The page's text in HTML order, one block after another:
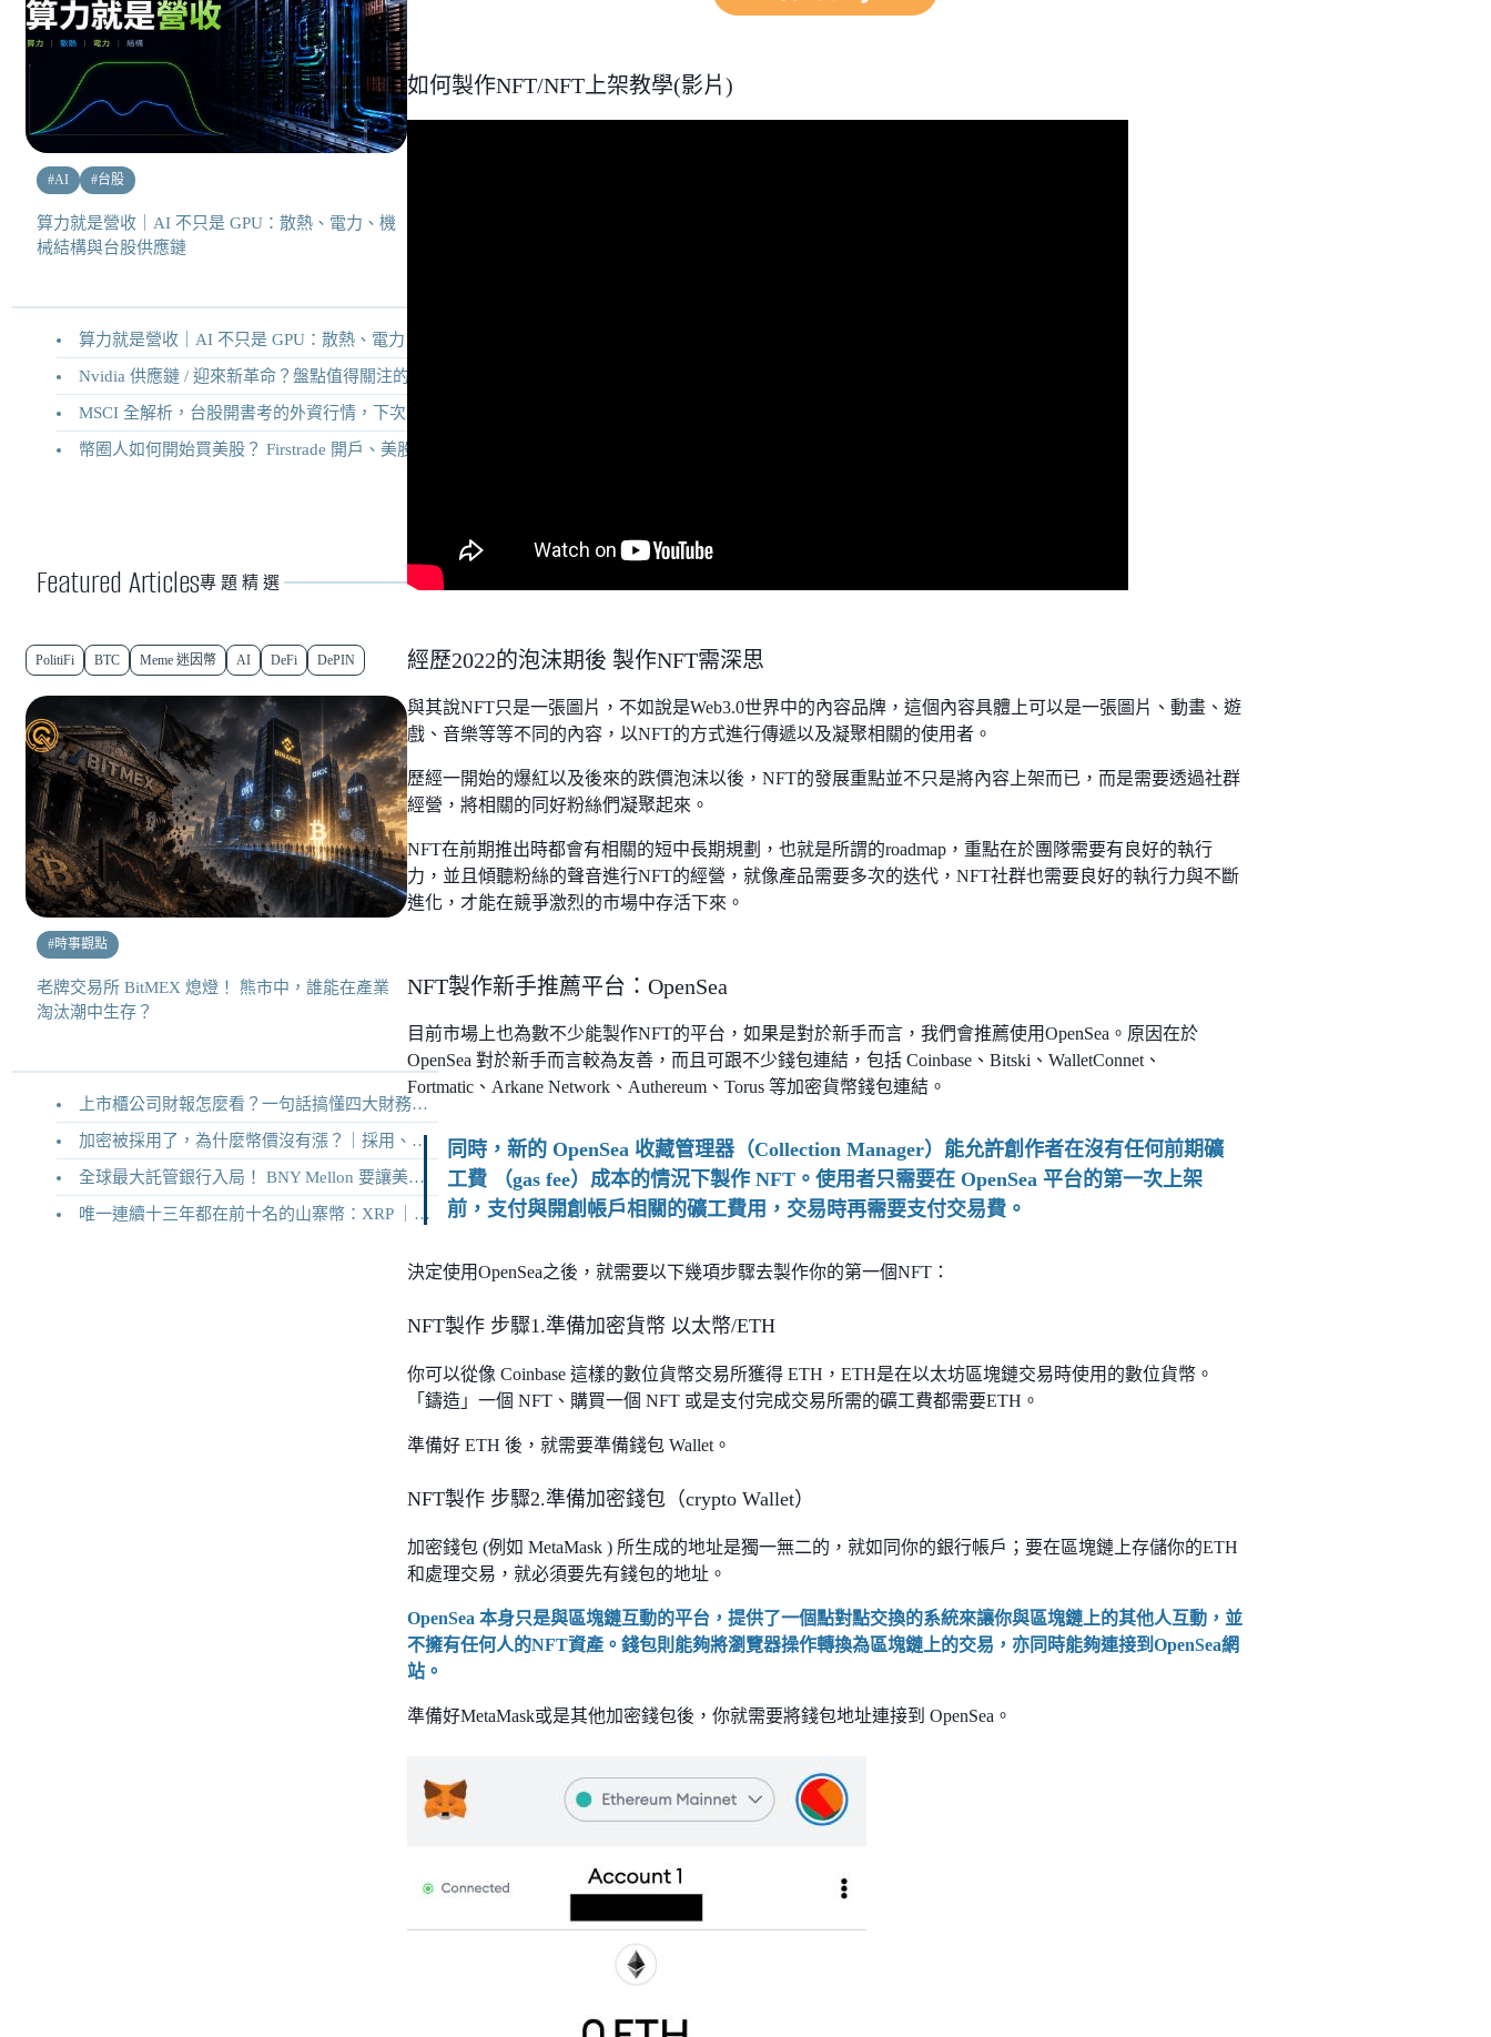
#AI #台股
算力就是營收｜AI 不只是 GPU：散熱、電力、機
械結構與台股供應鏈
算力就是營收｜AI 不只是 GPU：散熱、電力、機械結構與台股供應鏈
Nvidia 供應鏈 / 迎來新革命？盤點值得關注的二十家供應鏈企業
MSCI 全解析，台股開書考的外資行情，下次調整你準備好了嗎？
幣圈人如何開始買美股？ Firstrade 開戶、美股交易機制完整教學
Featured Articles專題精選
PolitiFi BTC Meme 迷因幣 AI DeFi DePIN
#時事觀點
老牌交易所 BitMEX 熄燈！ 熊市中，誰能在產業
淘汰潮中生存？
上市櫃公司財報怎麼看？一句話搞懂四大財務報表
加密被採用了，為什麼幣價沒有漲？｜採用、收入與代幣價值捕獲
全球最大託管銀行入局！ BNY Mellon 要讓美債交易 24/7 不打烊
唯一連續十三年都在前十名的山寨幣：XRP ｜Ripple 2026 介紹
如何製作NFT/NFT上架教學(影片)
經歷2022的泡沫期後 製作NFT需深思
與其說NFT只是一張圖片，不如說是Web3.0世界中的內容品牌，這個內容具體上可以是一張圖片、動畫、遊
戲、音樂等等不同的內容，以NFT的方式進行傳遞以及凝聚相關的使用者。
歷經一開始的爆紅以及後來的跌價泡沫以後，NFT的發展重點並不只是將內容上架而已，而是需要透過社群
經營，將相關的同好粉絲們凝聚起來。
NFT在前期推出時都會有相關的短中長期規劃，也就是所謂的roadmap，重點在於團隊需要有良好的執行
力，並且傾聽粉絲的聲音進行NFT的經營，就像產品需要多次的迭代，NFT社群也需要良好的執行力與不斷
進化，才能在競爭激烈的市場中存活下來。
NFT製作新手推薦平台：OpenSea
目前市場上也為數不少能製作NFT的平台，如果是對於新手而言，我們會推薦使用OpenSea。原因在於
OpenSea 對於新手而言較為友善，而且可跟不少錢包連結，包括 Coinbase、Bitski、WalletConnet、
Fortmatic、Arkane Network、Authereum、Torus 等加密貨幣錢包連結。
同時，新的 OpenSea 收藏管理器（Collection Manager）能允許創作者在沒有任何前期礦
工費 （gas fee）成本的情況下製作 NFT。使用者只需要在 OpenSea 平台的第一次上架
前，支付與開創帳戶相關的礦工費用，交易時再需要支付交易費。
決定使用OpenSea之後，就需要以下幾項步驟去製作你的第一個NFT：
NFT製作 步驟1.準備加密貨幣 以太幣/ETH
你可以從像 Coinbase 這樣的數位貨幣交易所獲得 ETH，ETH是在以太坊區塊鏈交易時使用的數位貨幣。
「鑄造」一個 NFT、購買一個 NFT 或是支付完成交易所需的礦工費都需要ETH。
準備好 ETH 後，就需要準備錢包 Wallet。
NFT製作 步驟2.準備加密錢包（crypto Wallet）
加密錢包 (例如 MetaMask ) 所生成的地址是獨一無二的，就如同你的銀行帳戶；要在區塊鏈上存儲你的ETH
和處理交易，就必須要先有錢包的地址。
OpenSea 本身只是與區塊鏈互動的平台，提供了一個點對點交換的系統來讓你與區塊鏈上的其他人互動，並
不擁有任何人的NFT資產。錢包則能夠將瀏覽器操作轉換為區塊鏈上的交易，亦同時能夠連接到OpenSea網
站。
準備好MetaMask或是其他加密錢包後，你就需要將錢包地址連接到 OpenSea。